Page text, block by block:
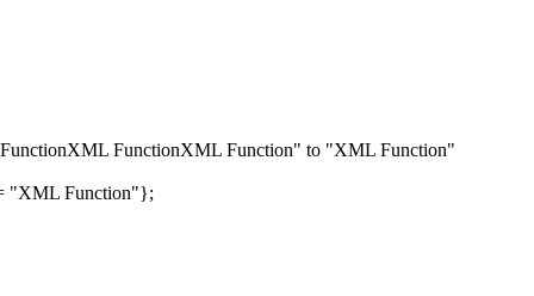
FunctionXML Function" to "XML Function"
"XML Function"};